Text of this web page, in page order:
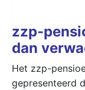
zzp-
dan
Het zzp-
gepresenteerd